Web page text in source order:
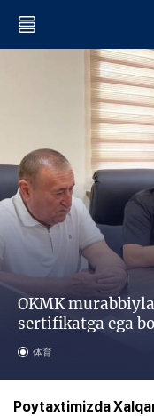
OKMK
sertifikatga ega
体育
Poytaxtimizda